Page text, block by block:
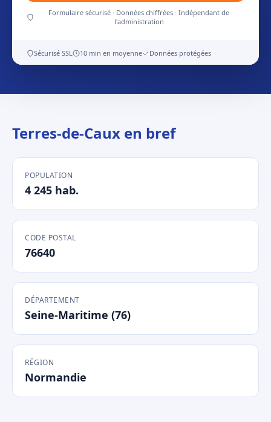
Formulaire sécurisé · Données chiffrées · Indépendant de
l'administration
Sécurisé SSL 10 min en moyenne Données protégées
Terres-de-Caux en bref
POPULATION
4 245 hab.
CODE POSTAL
76640
DÉPARTEMENT
Seine-Maritime (76)
RÉGION
Normandie